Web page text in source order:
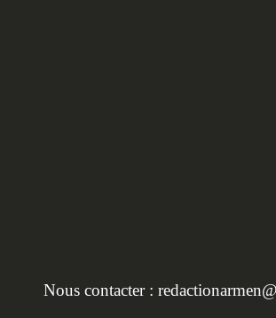
PATRIMOINE
Nous contacter :